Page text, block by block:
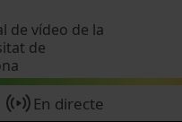
de vídeo de la
de
En directe